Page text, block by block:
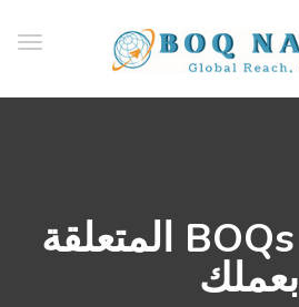
ابحث عن BOQs المتعلقة
بعملك